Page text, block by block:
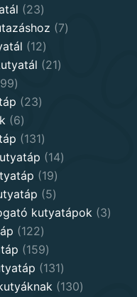
products
2323
products
77
1212
products
2121
599
products
2323
66
products
131131
products
1414
1919
products
55
products
kutyatápok 33
122122
products
159159
products
131131
products
130130